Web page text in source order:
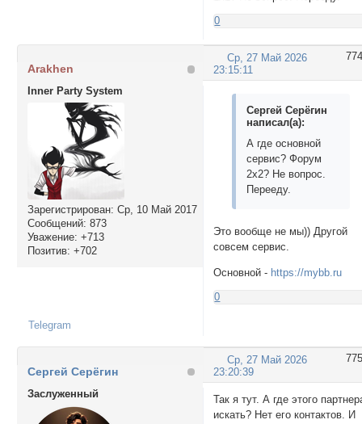
0
774
Ср, 27 Май 2026
23:15:11
Arakhen
Inner Party System
Зарегистрирован: Ср, 10 Май 2017
Сообщений: 873
Уважение: +713
Позитив: +702
Сергей Серёгин
написал(а):
А где основной
сервис? Форум
2х2? Не вопрос.
Перееду.
Это вообще не мы)) Другой
совсем сервис.
Основной - https://mybb.ru
0
Telegram
775
Ср, 27 Май 2026
23:20:39
Сергей Серёгин
Заслуженный
Так я тут. А где этого
искать? Нет его контактов. И